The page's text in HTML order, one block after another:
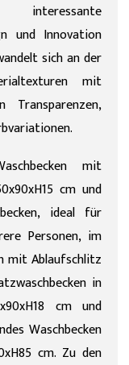
interessante
und Innovation
sich an der
mit
Transparenzen,
mit
cm und
ideal für
Personen, im
mit Ablaufschlitz
in
cm und
Waschbecken
cm. Zu den